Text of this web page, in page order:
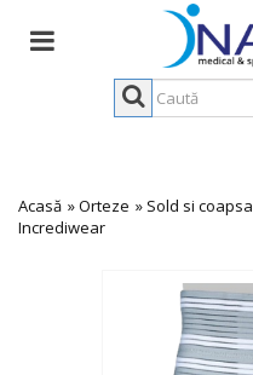
Acasă »Orteze » Sold si coapsa
Incrediwear